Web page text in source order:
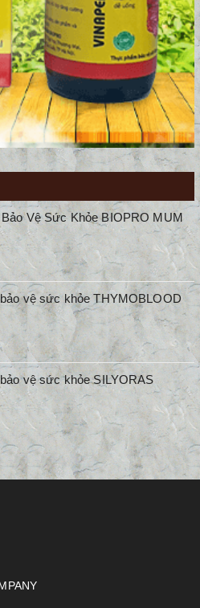
Vệ Sức Khỏe BIOPRO MUM
vệ sức khỏe THYMOBLOOD
vệ sức khỏe SILYORAS